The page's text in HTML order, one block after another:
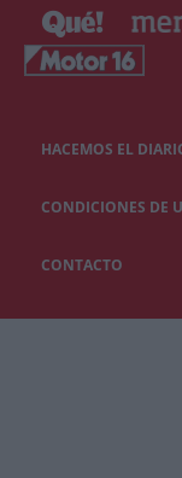
HACEMOS EL
CONDICIONES DE
CONTACTO